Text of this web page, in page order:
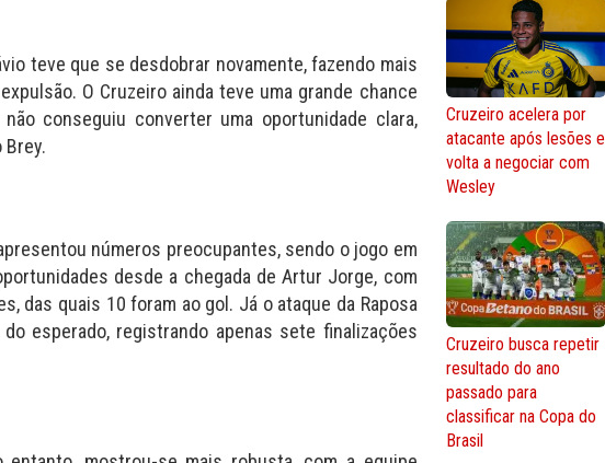
teve que se desdobrar novamente, fazendo mais
O Cruzeiro ainda teve uma grande chance
conseguiu converter uma oportunidade clara,
números preocupantes, sendo o jogo em
desde a chegada de Artur Jorge, com
das quais 10 foram ao gol. Já o ataque da Raposa
esperado, registrando apenas sete finalizações
Cruzeiro acelera por
atacante após lesões e
volta a negociar com
Wesley
Cruzeiro busca repetir
resultado do ano
passado para
classificar na Copa do
Brasil